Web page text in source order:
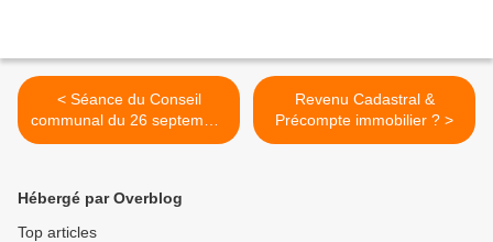
< Séance du Conseil
communal du 26 septembre
2024.
Revenu Cadastral &
Précompte immobilier ? >
Hébergé par Overblog
Top articles